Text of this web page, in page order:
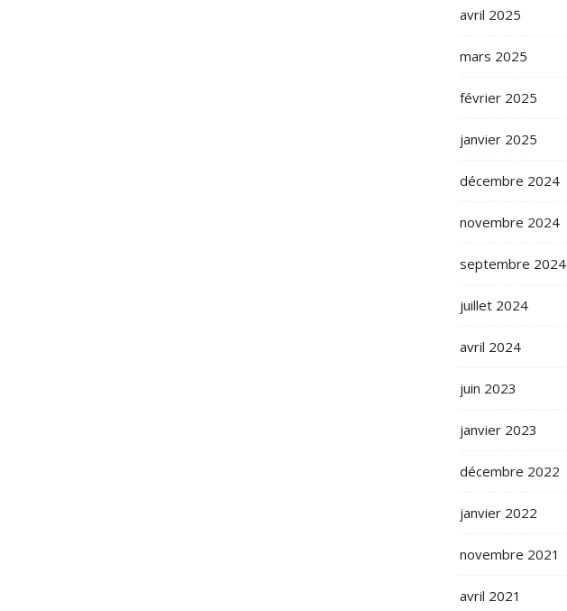
avril 2025
mars 2025
février 2025
janvier 2025
décembre 2024
novembre 2024
septembre 2024
juillet 2024
avril 2024
juin 2023
janvier 2023
décembre 2022
janvier 2022
novembre 2021
avril 2021